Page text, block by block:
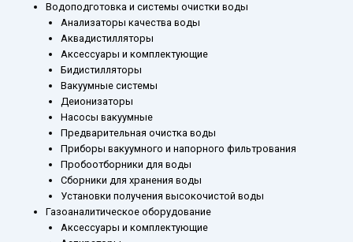
Водоподготовка и системы очистки воды
Анализаторы качества воды
Аквадистилляторы
Аксессуары и комплектующие
Бидистилляторы
Вакуумные системы
Деионизаторы
Насосы вакуумные
Предварительная очистка воды
Приборы вакуумного и напорного фильтрования
Пробоотборники для воды
Сборники для хранения воды
Установки получения высокочистой воды
Газоаналитическое оборудование
Аксессуары и комплектующие